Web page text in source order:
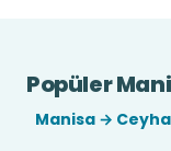
Popüler
Manisa →